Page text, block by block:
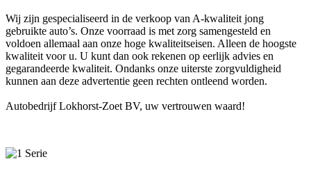
Wij zijn gespecialiseerd in de verkoop van A-kwaliteit jong
gebruikte auto’s. Onze voorraad is met zorg samengesteld en
voldoen allemaal aan onze hoge kwaliteitseisen. Alleen de hoogste
kwaliteit voor u. U kunt dan ook rekenen op eerlijk advies en
gegarandeerde kwaliteit. Ondanks onze uiterste zorgvuldigheid
kunnen aan deze advertentie geen rechten ontleend worden.
Autobedrijf Lokhorst-Zoet BV, uw vertrouwen waard!